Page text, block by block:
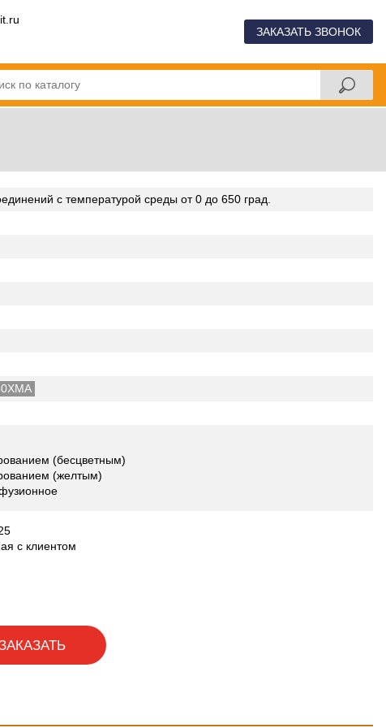
ЗАКАЗАТЬ ЗВОНОК
с температурой среды от 0 до 650 град.
(бесцветным)
(желтым)
с клиентом